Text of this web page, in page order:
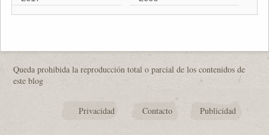
Queda prohibida la reproducción total o parcial de los contenidos de
este blog
Privacidad Contacto Publicidad